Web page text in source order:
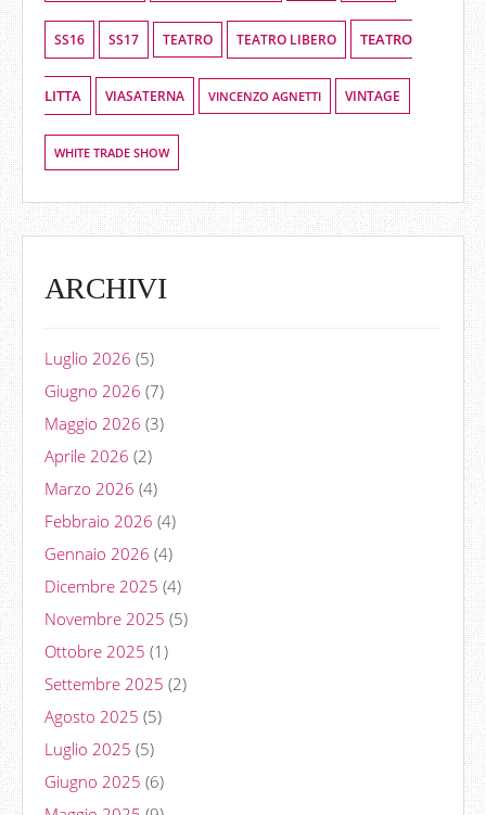
SS16 SS17 TEATRO TEATRO LIBERO TEATRO
LITTA VIASATERNA VINCENZO AGNETTI VINTAGE
WHITE TRADE SHOW
ARCHIVI
Luglio 2026 (5)
Giugno 2026 (7)
Maggio 2026 (3)
Aprile 2026 (2)
Marzo 2026 (4)
Febbraio 2026 (4)
Gennaio 2026 (4)
Dicembre 2025 (4)
Novembre 2025 (5)
Ottobre 2025 (1)
Settembre 2025 (2)
Agosto 2025 (5)
Luglio 2025 (5)
Giugno 2025 (6)